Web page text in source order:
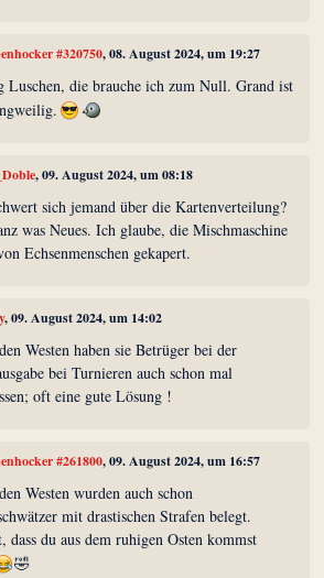
#320750, 08. August 2024, um 19:27
Luschen, die brauche ich zum Null. Grand ist
, 09. August 2024, um 08:18
sich jemand über die Kartenverteilung?
was Neues. Ich glaube, die Mischmaschine
Echsenmenschen gekapert.
, 09. August 2024, um 14:02
Westen haben sie Betrüger bei der
bei Turnieren auch schon mal
oft eine gute Lösung !
#261800, 09. August 2024, um 16:57
Westen wurden auch schon
mit drastischen Strafen belegt.
dass du aus dem ruhigen Osten kommst
🤣